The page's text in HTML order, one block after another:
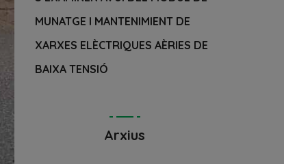
MUNATGE I MANTENIMIENT DE
XARXES ELÈCTRIQUES AÈRIES DE
BAIXA TENSIÓ
Arxius